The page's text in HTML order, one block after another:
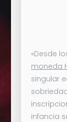
«Desde
moneda
singular
infancia